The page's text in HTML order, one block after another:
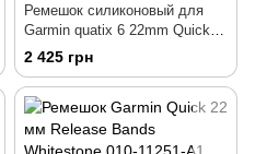
Ремешок силиконовый для
Garmin quatix 6 22mm QuickFit
Cirrius Blue 010-12863-20
2 425 грн